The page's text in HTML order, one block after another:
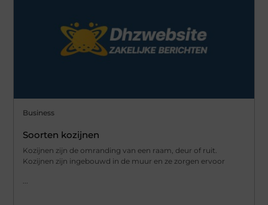
Business
Soorten kozijnen
Kozijnen zijn de omranding van een raam, deur of ruit.
Kozijnen zijn ingebouwd in de muur en ze zorgen ervoor